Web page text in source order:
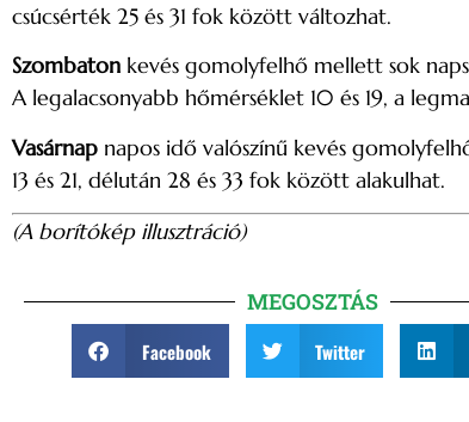
csúcsérték 25 és 31 fok között változhat.
Szombaton kevés gomolyfelhő mellett sok
A legalacsonyabb hőmérséklet 10 és 19, a
Vasárnap napos idő valószínű kevés
13 és 21, délután 28 és 33 fok között alakulhat.
(A borítókép illusztráció)
MEGOSZTÁS
Facebook Twitter